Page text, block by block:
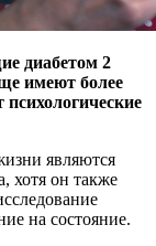
диабетом 2
имеют более
являются
хотя он также
на состояние.